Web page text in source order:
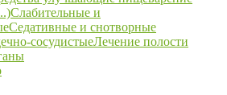
Слабительные и
Седативные и снотворные
сосудистыеЛечение полости